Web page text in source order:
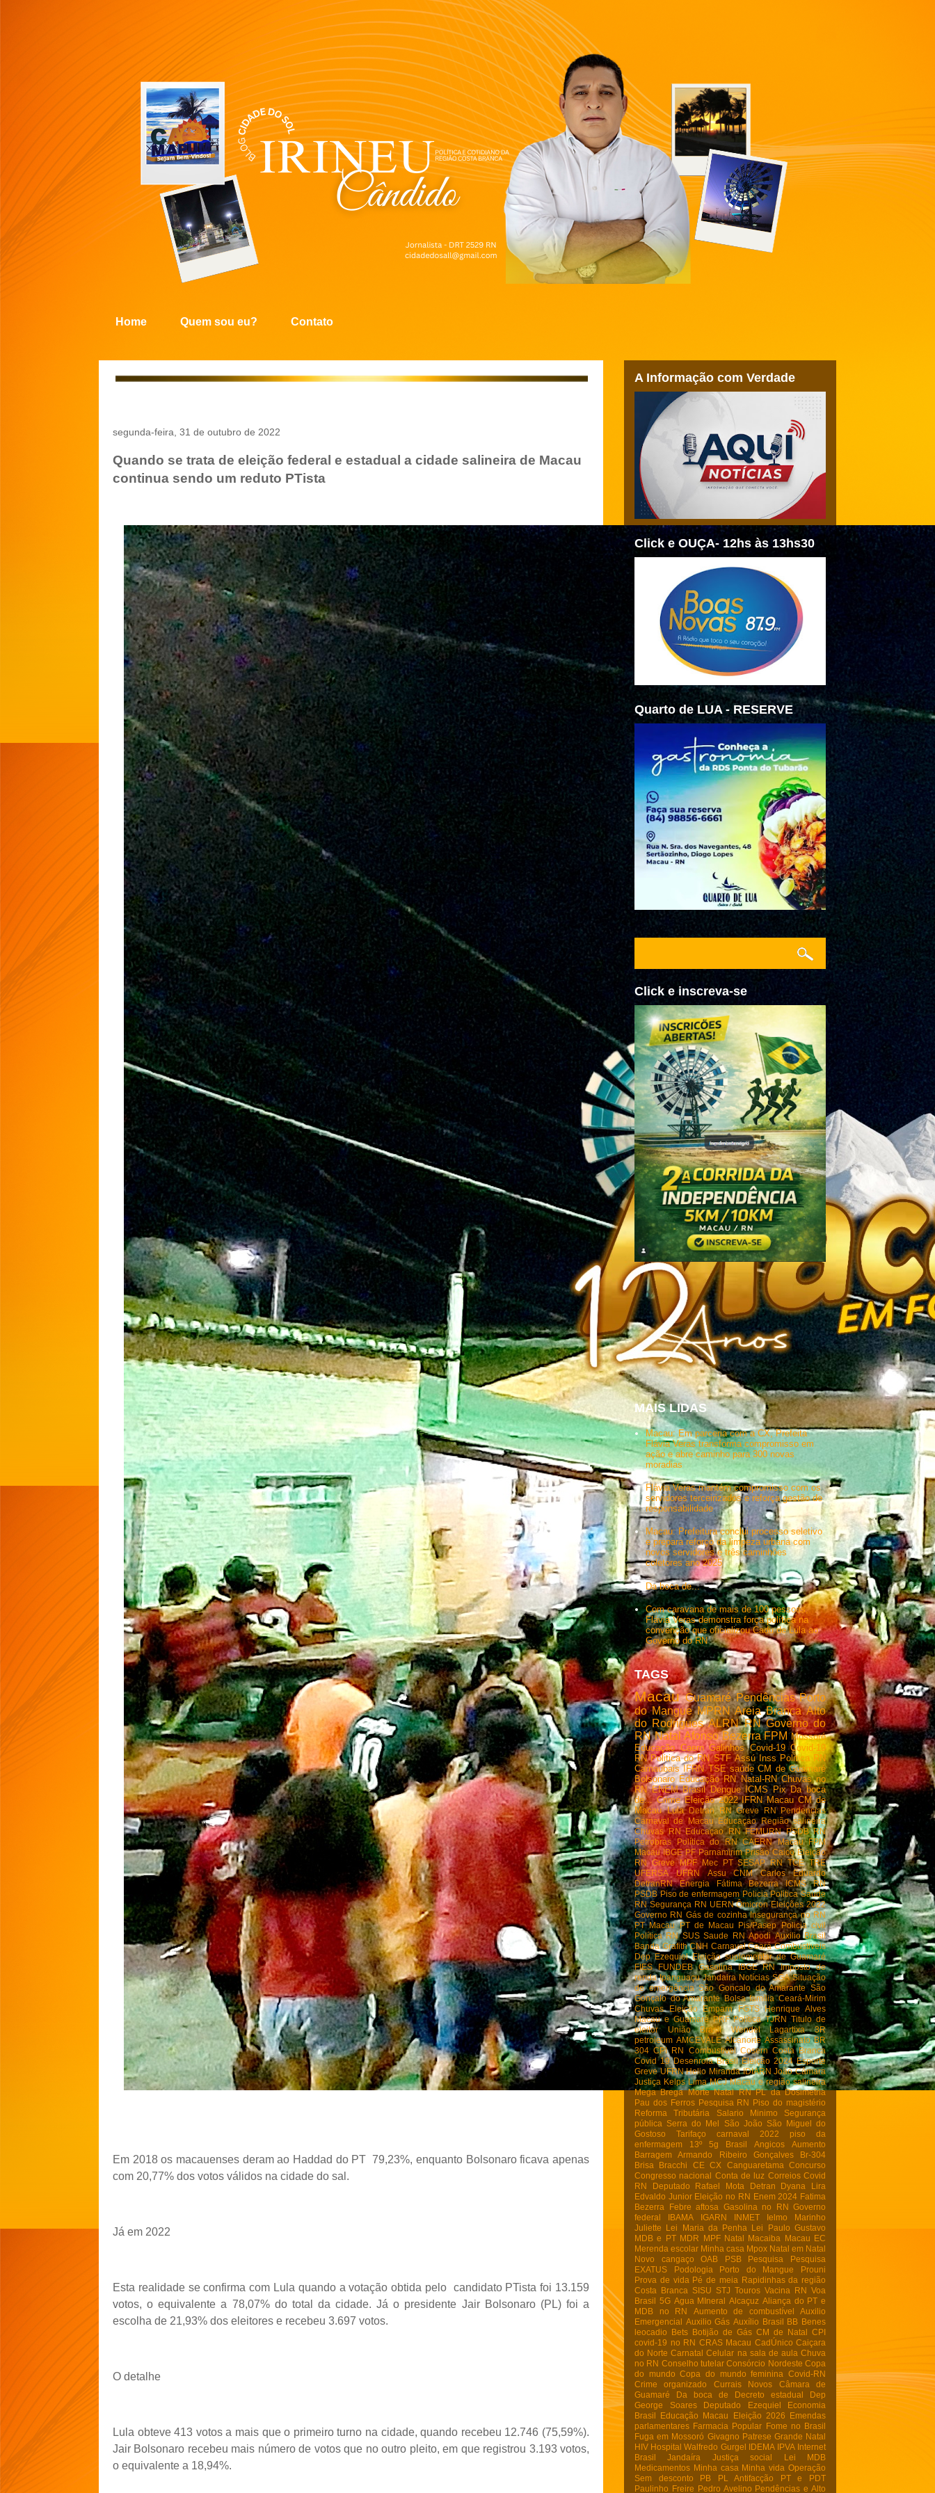
Home Quem sou eu? Contato
segunda-feira, 31 de outubro de 2022
Quando se trata de eleição federal e estadual a cidade salineira de Macau
continua sendo um reduto PTista
Em 2018 os macauenses deram ao Haddad do PT 79,23%, enquanto Bolsonaro ficava apenas
com 20,77% dos votos válidos na cidade do sal.
Já em 2022
Esta realidade se confirma com Lula quando a votação obtida pelo candidato PTista foi 13.159
votos, o equivalente a 78,07% do total da cidade. Já o presidente Jair Bolsonaro (PL) foi a
escolha de 21,93% dos eleitores e recebeu 3.697 votos.
O detalhe
Lula obteve 413 votos a mais que o primeiro turno na cidade, quando recebeu 12.746 (75,59%).
Jair Bolsonaro recebeu mais número de votos que no outro pleito, em que registrou 3.193 votos,
o equivalente a 18,94%.
A Informação com Verdade
Click e OUÇA- 12hs às 13hs30
Quarto de LUA - RESERVE
Click e inscreva-se
MAIS LIDAS
Macau: Em parceria com a CX, Prefeita
Flávia Veras transforma compromisso em
ação e abre caminho para 300 novas
moradias
Flávia Veras mantém compromisso com os
servidores terceirizados e reforça gestão de
responsabilidade
Macau: Prefeitura conclui processo seletivo
e prepara reforço da limpeza urbana com
novos servidores e três caminhões
coletores ano 2025
Da boca de...
Com caravana de mais de 100 pessoas,
Flávia Veras demonstra força política na
convenção que oficializou Cadu de Lula ao
Governo do RN
TAGS
Macau Guamaré Pendências Porto
do Mangue MPRN Areia Branca Alto
do Rodrigues ALRN RN Governo do
RN Natal Afonso Bezerra FPM Mossoró
Educação Caern Galinhos Covid-19 Covid-19
RN Politica do RN STF Assú Inss Politica RN
Carnaubais IFRN TSE saúde CM de Guamaré
Bolsonaro Educação RN Natal-RN Chuvas no
RN ENEM Brasil Dengue ICMS Pix Da boca
de... Crime Eleição 2022 IFRN Macau CM de
Macau Lula Detran RN Greve RN Pendencias
Carnaval de Macau Educaçao Região salineira
Chuvas RN Educaçao RN FEMURN PSDB RN
Petrobras
Política do RN CAERN Macau FPM
Macau IBGE PF Parnamirim Prisão Caicó Eleição
RN Greve MPF Mec PT SESAP RN TCE TRE
UFERSA
UFRN Assu CNM
Carlos Eduardo
DetranRN
Energia Fátima Bezerra
ICMS RN
PSDB Piso de enfermagem Policia Politica Saúde
RN Segurança RN UERN Ômicron Eleições 2022
Governo RN Gás de cozinha Insegurança no RN
PT Macau PT de Macau Pis/Pasep Policia civil
Política RN SUS Saude RN Apodi Auxilio Brasil
Banda Grafith CNH Carnaval Ceará Combustiveis
Dep Ezequiel Eleição suplementar de Guamaré
FIES
FUNDEB Gasolina IBGE RN
Imposto de
renda Ipanguaçu Jandaira Notícias SGA Situação
de emergência São Goncalo do Amarante São
Gonçalo do Amarante Bolsa família Ceará-Mirim
Chuvas Eleição Emparn FGTS Henrique Alves
Macau e Guamaré PRF Política TJRN Titulo de
eleitor
União Brasil Wendel Lagartixa
3R
petroleum AMCEVALE Alcanorte Assassinato BR
304 CPI RN Combustivel Cosern Costa Branca
Covid 19 Desenrola Brasil Eleição 2024 Esporte
Greve UFRN Helio Miranda IDIARN João Câmara
Justiça Kelps Lima MCJ Macau e região salineira
Mega Brega Morte Natal RN PL da Dosimetria
Pau dos Ferros Pesquisa RN Piso do magistério
Reforma Tributária
Salario Minimo
Segurança
pública
Serra do Mel São João
São Miguel do
Gostoso
Tarifaço carnaval 2022
piso da
enfermagem
13º 5g Brasil Angicos
Aumento
Barragem Armando Ribeiro Gonçalves
Br-304
Brisa Bracchi
CE CX Canguaretama
Concurso
Congresso nacional Conta de luz Correios Covid
RN
Deputado Rafael Mota Detran
Dyana Lira
Edvaldo Junior Eleição no RN Enem 2024 Fatima
Bezerra
Febre aftosa Gasolina no RN Governo
federal
IBAMA IGARN INMET
Ielmo Marinho
Juliette
Lei Maria da Penha
Lei Paulo Gustavo
MDB e PT MDR MPF Natal Macaiba
Macau EC
Merenda escolar Minha casa Mpox Natal em Natal
Novo cangaço
OAB PSB Pesquisa
Pesquisa
EXATUS
Podologia Porto do Mangue
Prouni
Prova de vida Pé de meia Rapidinhas da região
Costa Branca
SISU STJ Touros Vacina RN Voa
Brasil 5G Agua MIneral Alcaçuz Aliança do PT e
MDB no RN
Aumento de combustível
Auxilio
Emergencial Auxilio Gás Auxílio Brasil BB Benes
leocadio
Bets Botijão de Gás CM de Natal CPI
covid-19 no RN CRAS Macau CadÚnico Caiçara
do Norte Carnatal Celular na sala de aula Chuva
no RN Conselho tutelar Consórcio Nordeste Copa
do mundo Copa do mundo feminina
Covid-RN
Crime organizado
Currais Novos
Câmara de
Guamaré
Da boca de Decreto estadual
Dep
George Soares
Deputado Ezequiel
Economia
Brasil
Educação Macau Eleição 2026
Emendas
parlamentares Farmacia Popular Fome no Brasil
Fuga em Mossoró Givagno Patrese Grande Natal
HIV Hospital Walfredo Gurgel IDEMA IPVA Internet
Brasil
Jandaíra Justiça social Lei
MDB
Medicamentos Minha casa Minha vida Operação
Sem desconto
PB PL Antifacção
PT e PDT
Paulinho Freire Pedro Avelino Pendências e Alto